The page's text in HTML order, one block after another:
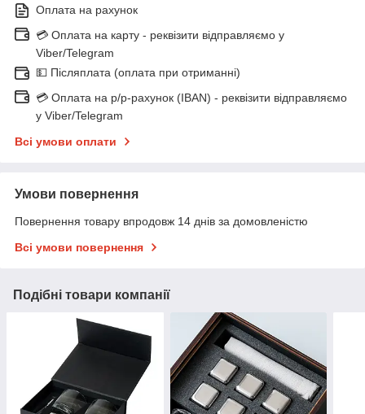
Оплата на рахунок
💳 Оплата на карту - реквізити відправляємо у
Viber/Telegram
💵 Післяплата (оплата при отриманні)
💳 Оплата на р/р-рахунок (IBAN) - реквізити відправляємо
у Viber/Telegram
Всі умови оплати
Умови повернення
Повернення товару впродовж 14 днів за домовленістю
Всі умови повернення
Подібні товари компанії